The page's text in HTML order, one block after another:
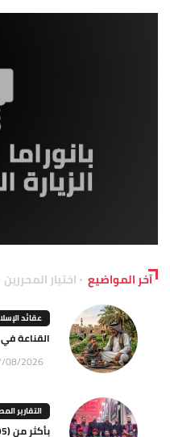
آخر المواضيع اختيار المحررين
عقائد
القناعة
08/2026
التقارير